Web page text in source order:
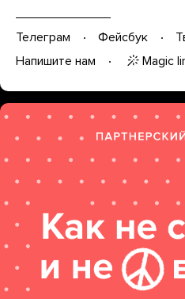
Телеграм Фейсбук
Напишите нам
Magic